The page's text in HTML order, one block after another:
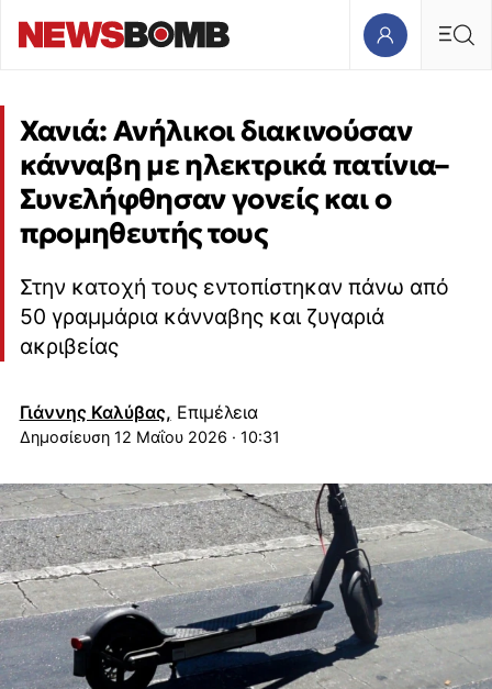
Χανιά: Ανήλικοι διακινούσαν
κάνναβη με ηλεκτρικά πατίνια–
Συνελήφθησαν γονείς και ο
προμηθευτής τους
Στην κατοχή τους εντοπίστηκαν πάνω από
50 γραμμάρια κάνναβης και ζυγαριά
ακριβείας
Γιάννης Καλύβας, Επιμέλεια
12 Μαΐου 2026 · 10:31